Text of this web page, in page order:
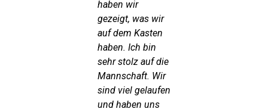
haben wir
gezeigt, was wir
auf dem Kasten
haben. Ich bin
sehr stolz auf die
Mannschaft. Wir
sind viel gelaufen
und haben uns